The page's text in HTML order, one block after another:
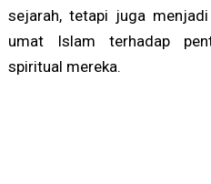
sejarah, tetapi juga
umat Islam terhadap
spiritual mereka.